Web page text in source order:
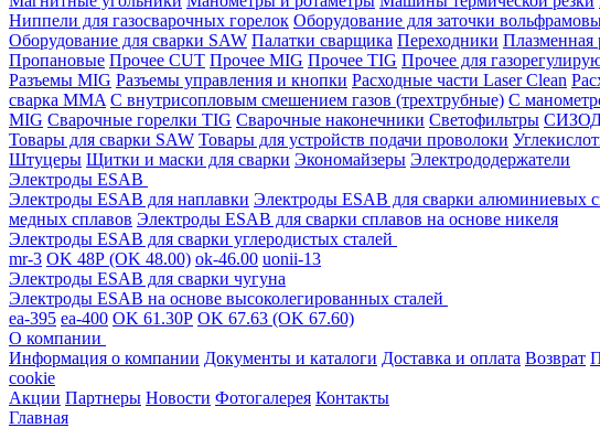
Ниппели для газосварочных горелок Оборудование для заточки
Оборудование для сварки SAW Палатки сварщика Переходники Плазменная
Пропановые Прочее CUT Прочее MIG Прочее TIG Прочее для
Разъемы MIG Разъемы управления и кнопки Расходные части Laser Clean
сварка MMA С внутрисопловым смешением газов (трехтрубные) С
MIG Сварочные горелки TIG Сварочные наконечники Светофильтры
Товары для сварки SAW Товары для устройств подачи проволоки
Штуцеры Щитки и маски для сварки Экономайзеры Электрододержатели
Электроды ESAB
Электроды ESAB для наплавки Электроды ESAB для сварки алюминиевых
медных сплавов Электроды ESAB для сварки сплавов на основе никеля
Электроды ESAB для сварки углеродистых сталей
mr-3 OK 48Р (OK 48.00) ok-46.00 uonii-13
Электроды ESAB для сварки чугуна
Электроды ESAB на основе высоколегированных сталей
ea-395 ea-400 OK 61.30Р OK 67.63 (OK 67.60)
О компании
Информация о компании Документы и каталоги Доставка и оплата Возврат
cookie
Акции Партнеры Новости Фотогалерея Контакты
Главная